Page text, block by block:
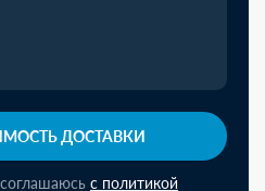
ДОСТАВКИ
с политикой